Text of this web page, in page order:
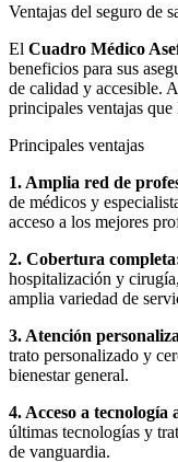
Ventajas del seguro de
El Cuadro Médico
beneficios para sus
de calidad y accesible.
principales ventajas
Principales ventajas
1. Amplia red de
de médicos y
acceso a los mejores
2. Cobertura
hospitalización y
amplia variedad de
3. Atención
trato personalizado y
bienestar general.
4. Acceso a tecnología
últimas tecnologías y
de vanguardia.